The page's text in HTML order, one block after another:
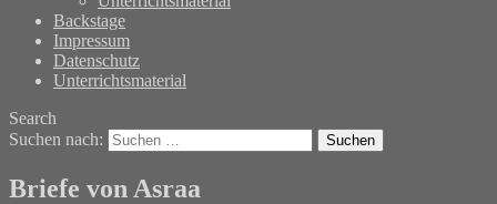
Backstage
Impressum
Datenschutz
Unterrichtsmaterial
Search
Suchen nach:
Briefe von Asraa